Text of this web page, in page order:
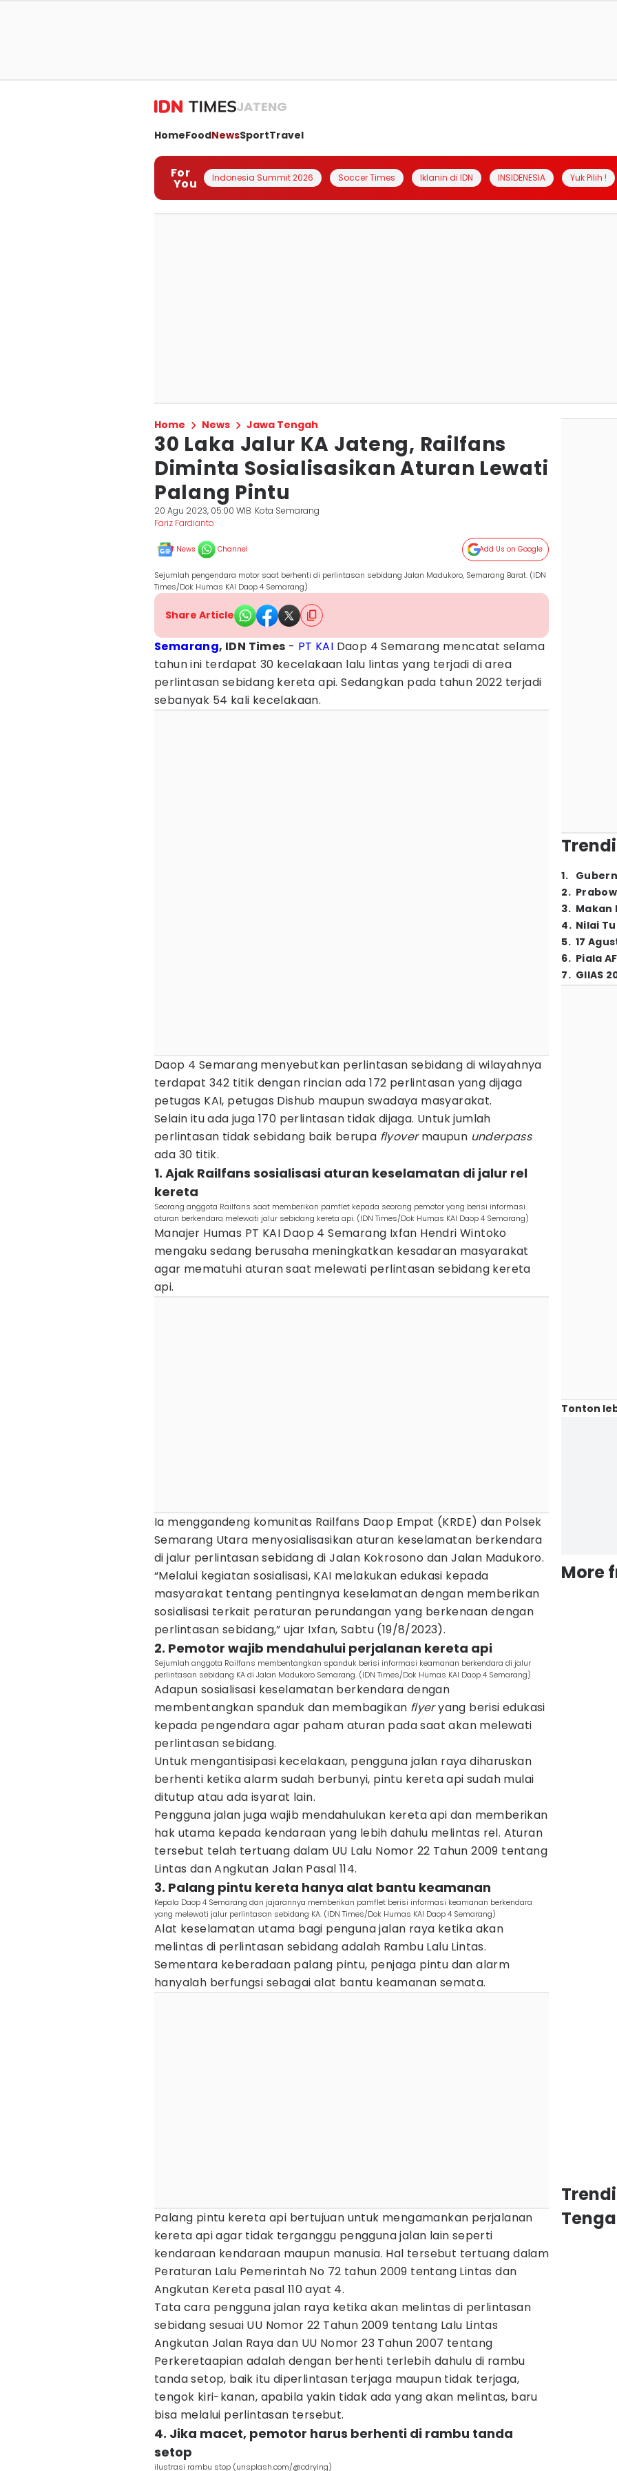
JATENG
HomeFoodNewsSportTravel
For
You Indonesia Summit 2026 Soccer Times Iklanin di IDN INSIDENESIA Yuk Pilih !
Home News Jawa Tengah
30 Laka Jalur KA Jateng, Railfans
Diminta Sosialisasikan Aturan Lewati
Palang Pintu
20 Agu 2023, 05:00 WIB Kota Semarang
Fariz Fardianto
News Channel Add Us on Google
Sejumlah pengendara motor saat berhenti di perlintasan sebidang Jalan Madukoro, Semarang Barat. (IDN
Times/Dok Humas KAI Daop 4 Semarang)
Share Article
Semarang, IDN Times - PT KAI Daop 4 Semarang mencatat selama
tahun ini terdapat 30 kecelakaan lalu lintas yang terjadi di area
perlintasan sebidang kereta api.Sedangkan pada tahun 2022 terjadi
sebanyak 54 kali kecelakaan.
Daop 4 Semarang menyebutkan perlintasan sebidang di wilayahnya
terdapat 342 titik dengan rincian ada 172 perlintasan yang dijaga
petugas KAI, petugas Dishub maupun swadaya masyarakat.
Selain itu ada juga 170 perlintasan tidak dijaga. Untuk jumlah
perlintasan tidak sebidang baik berupa flyovermaupun underpass
ada 30 titik.
1. Ajak Railfans sosialisasi aturan keselamatan di jalur rel
kereta
Seorang anggota Railfans saat memberikan pamflet kepada seorang pemotor yang berisi informasi
aturan berkendara melewati jalur sebidang kereta api. (IDN Times/Dok Humas KAI Daop 4 Semarang)
Manajer Humas PT KAI Daop 4 Semarang Ixfan Hendri Wintoko
mengaku sedang berusaha meningkatkan kesadaran masyarakat
agar mematuhi aturan saat melewati perlintasan sebidang kereta
api.
Ia menggandeng komunitas Railfans Daop Empat (KRDE) dan Polsek
Semarang Utara menyosialisasikan aturan keselamatan berkendara
di jalur perlintasan sebidang di Jalan Kokrosono dan Jalan Madukoro.
“Melalui kegiatan sosialisasi, KAI melakukan edukasi kepada
masyarakat tentang pentingnya keselamatan dengan memberikan
sosialisasi terkait peraturan perundangan yang berkenaan dengan
perlintasan sebidang,” ujar Ixfan, Sabtu (19/8/2023).
2. Pemotor wajib mendahului perjalanan kereta api
Sejumlah anggota Railfans membentangkan spanduk berisi informasi keamanan berkendara di jalur
perlintasan sebidang KA di Jalan Madukoro Semarang. (IDN Times/Dok Humas KAI Daop 4 Semarang)
Adapun sosialisasi keselamatan berkendara dengan
membentangkan spanduk dan membagikan flyeryang berisi edukasi
kepada pengendara agar paham aturan pada saat akan melewati
perlintasan sebidang.
Untuk mengantisipasi kecelakaan, pengguna jalan raya diharuskan
berhenti ketika alarm sudah berbunyi, pintu kereta api sudah mulai
ditutup atau ada isyarat lain.
Pengguna jalan juga wajib mendahulukan kereta api dan memberikan
hak utama kepada kendaraan yang lebih dahulu melintas rel. Aturan
tersebut telah tertuang dalam UU Lalu Nomor 22 Tahun 2009 tentang
Lintas dan Angkutan Jalan Pasal 114.
3. Palang pintu kereta hanya alat bantu keamanan
Kepala Daop 4 Semarang dan jajarannya memberikan pamflet berisi informasi keamanan berkendara
yang melewati jalur perlintasan sebidang KA. (IDN Times/Dok Humas KAI Daop 4 Semarang)
Alat keselamatan utama bagi penguna jalan raya ketika akan
melintas di perlintasan sebidang adalah Rambu Lalu Lintas.
Sementara keberadaan palang pintu, penjaga pintu dan alarm
hanyalah berfungsi sebagai alat bantu keamanan semata.
Palang pintu kereta api bertujuan untuk mengamankan perjalanan
kereta api agar tidak terganggu pengguna jalan lain seperti
kendaraan kendaraan maupun manusia. Hal tersebut tertuang dalam
Peraturan Lalu Pemerintah No 72 tahun 2009 tentang Lintas dan
Angkutan Kereta pasal 110 ayat 4.
Tata cara pengguna jalan raya ketika akan melintas di perlintasan
sebidang sesuai UU Nomor 22 Tahun 2009 tentang Lalu Lintas
Angkutan Jalan Raya dan UU Nomor 23 Tahun 2007 tentang
Perkeretaapian adalah dengan berhenti terlebih dahulu di rambu
tanda setop, baik itu diperlintasan terjaga maupun tidak terjaga,
tengok kiri-kanan, apabila yakin tidak ada yang akan melintas, baru
bisa melalui perlintasan tersebut.
4. Jika macet, pemotor harus berhenti di rambu tanda
setop
ilustrasi rambu stop (unsplash.com/@cdrying)
1.
2.
3. Makan
4. Nilai
5. 17
6. Piala
7. GIIAS
Tonton
More